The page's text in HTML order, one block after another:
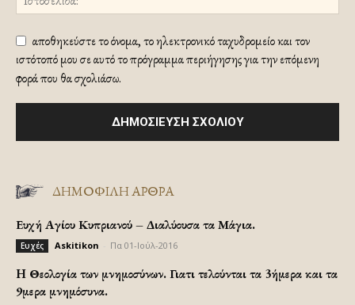
αποθηκεύστε το όνομα, το ηλεκτρονικό ταχυδρομείο και τον
ιστότοπό μου σε αυτό το πρόγραμμα περιήγησης για την επόμενη
φορά που θα σχολιάσω.
ΔΗΜΟΦΙΛΗ ΑΡΘΡΑ
Ευχή Αγίου Κυπριανού – Διαλύουσα τα Μάγια.
Ευχές Askitikon Πα 01-Ιούλ-2016
H Θεολογία των μνημοσύνων. Γιατι τελούνται τα 3ήμερα και τα
9μερα μνημόσυνα.